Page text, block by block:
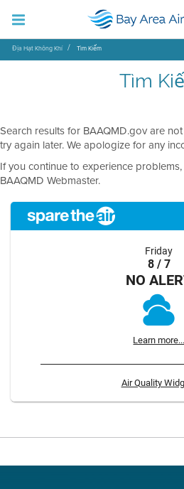
Địa Hạt Không Khí Tìm Kiếm
Tìm
Search results for BAAQMD.gov are
try again later. We apologize for any
If you continue to experience
BAAQMD Webmaster.
Friday
8 / 7
NO
Learn more...
Air Quality